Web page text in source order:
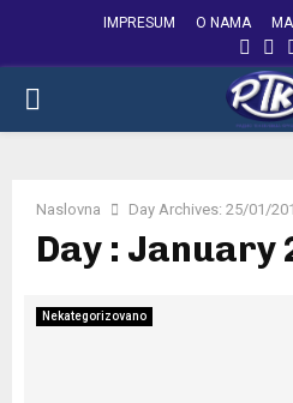
IMPRESUM O NAMA
PRIMARY
Naslovna Day Archives: 25/01/
Day : January
Nekategorizovano